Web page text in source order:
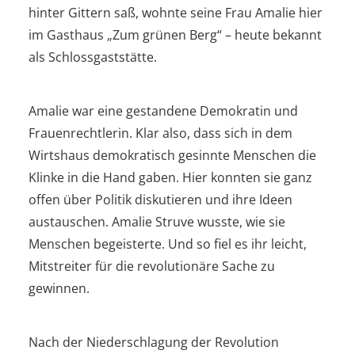
hinter Gittern saß, wohnte seine Frau Amalie hier
im Gasthaus „Zum grünen Berg“ – heute bekannt
als Schlossgaststätte.
Amalie war eine gestandene Demokratin und
Frauenrechtlerin. Klar also, dass sich in dem
Wirtshaus demokratisch gesinnte Menschen die
Klinke in die Hand gaben. Hier konnten sie ganz
offen über Politik diskutieren und ihre Ideen
austauschen. Amalie Struve wusste, wie sie
Menschen begeisterte. Und so fiel es ihr leicht,
Mitstreiter für die revolutionäre Sache zu
gewinnen.
Nach der Niederschlagung der Revolution